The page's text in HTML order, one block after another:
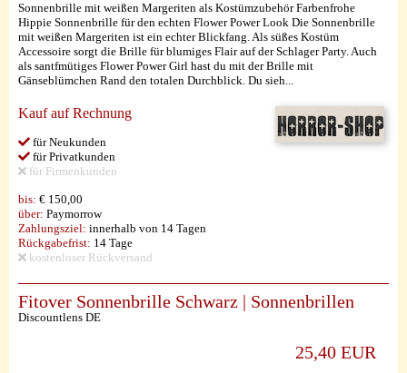
Sonnenbrille mit weißen Margeriten als Kostümzubehör Farbenfrohe
Hippie Sonnenbrille für den echten Flower Power Look Die Sonnenbrille
mit weißen Margeriten ist ein echter Blickfang. Als süßes Kostüm
Accessoire sorgt die Brille für blumiges Flair auf der Schlager Party. Auch
als santfmütiges Flower Power Girl hast du mit der Brille mit
Gänseblümchen Rand den totalen Durchblick. Du sieh...
Kauf auf Rechnung
für Neukunden
für Privatkunden
für Firmenkunden
bis: € 150,00
über: Paymorrow
Zahlungsziel: innerhalb von 14 Tagen
Rückgabefrist: 14 Tage
kostenloser Rückversand
Fitover Sonnenbrille Schwarz | Sonnenbrillen
Discountlens DE
25,40 EUR